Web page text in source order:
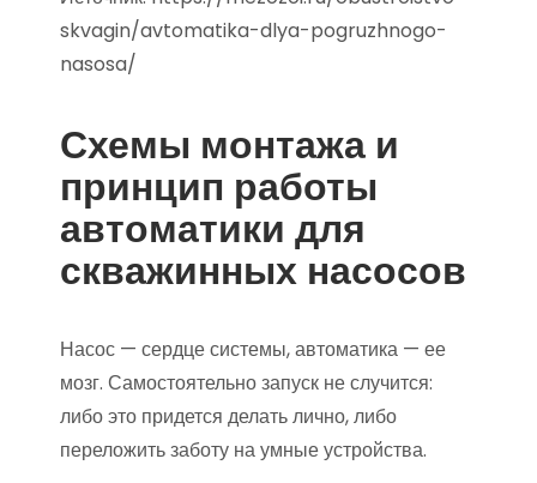
skvagin/avtomatika-dlya-pogruzhnogo-
nasosa/
Схемы монтажа и
принцип работы
автоматики для
скважинных насосов
Насос — сердце системы, автоматика — ее
мозг. Самостоятельно запуск не случится:
либо это придется делать лично, либо
переложить заботу на умные устройства.